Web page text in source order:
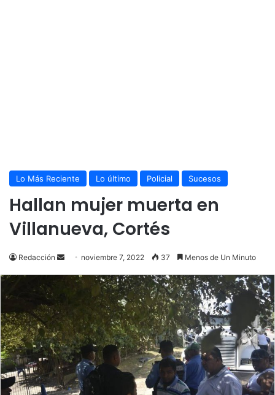
Lo Más Reciente Lo último Policial Sucesos
Hallan mujer muerta en
Villanueva, Cortés
Redacción
Send noviembre 7, 2022 37 Menos de Un Minuto